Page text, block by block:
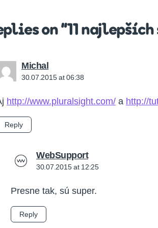
on “11
Michalsays:
30.07.2015 at 06:38
http://www.pluralsight.com/ a http://
Reply
WebSupportsays:
30.07.2015 at 12:25
Presne tak, sú super.
Reply